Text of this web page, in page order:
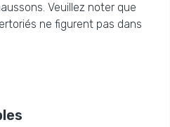
Veuillez noter que
ne figurent pas dans